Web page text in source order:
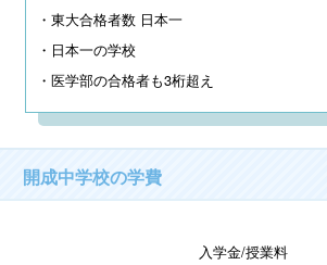
・東大合格者数 日本一
・日本一の学校
・医学部の合格者も3桁超え
開成中学校の学費
入学金/授業料